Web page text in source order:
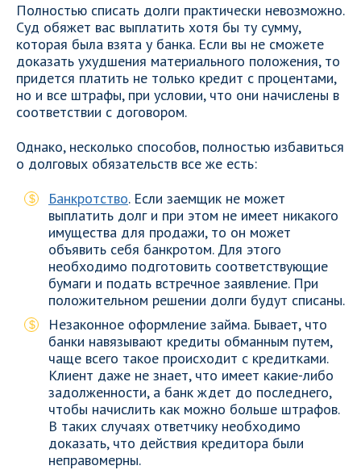
Полностью списать долги практически невозможно.
Суд обяжет вас выплатить хотя бы ту сумму,
которая была взята у банка. Если вы не сможете
доказать ухудшения материального положения, то
придется платить не только кредит с процентами,
но и все штрафы, при условии, что они начислены в
соответствии с договором.
Однако, несколько способов, полностью избавиться
о долговых обязательств все же есть:
Банкротство. Если заемщик не может
выплатить долг и при этом не имеет никакого
имущества для продажи, то он может
объявить себя банкротом. Для этого
необходимо подготовить соответствующие
бумаги и подать встречное заявление. При
положительном решении долги будут списаны.
Незаконное оформление займа. Бывает, что
банки навязывают кредиты обманным путем,
чаще всего такое происходит с кредитками.
Клиент даже не знает, что имеет какие-либо
задолженности, а банк ждет до последнего,
чтобы начислить как можно больше штрафов.
В таких случаях ответчику необходимо
доказать, что действия кредитора были
неправомерны.